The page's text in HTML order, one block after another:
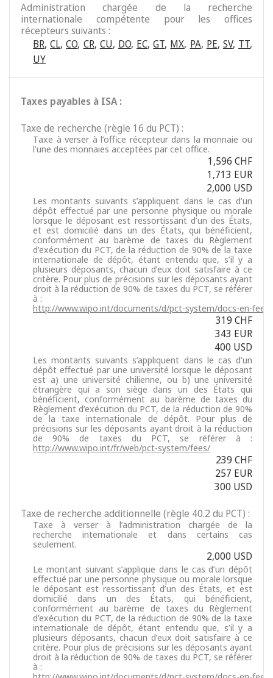
Administration chargée de la recherche
internationale compétente pour les offices
récepteurs suivants :
BR, CL, CO, CR, CU, DO, EC, GT, MX, PA, PE, SV, TT,
UY
Taxes payables à ISA :
Taxe de recherche (règle 16 du PCT) :
Taxe à verser à l’office récepteur dans la monnaie ou
l’une des monnaies acceptées par cet office.
1,596 CHF
1,713 EUR
2,000 USD
Les montants suivants s’appliquent dans le cas d’un
dépôt effectué par une personne physique ou morale
lorsque le déposant est ressortissant d’un des États,
et est domicilié dans un des États, qui bénéficient,
conformément au barème de taxes du Règlement
d’exécution du PCT, de la réduction de 90% de la taxe
internationale de dépôt, étant entendu que, s’il y a
plusieurs déposants, chacun d’eux doit satisfaire à ce
critère. Pour plus de précisions sur les déposants ayant
droit à la réduction de 90% de taxes du PCT, se référer
à :
http://www.wipo.int/documents/d/pct-system/docs-en-fee-
319 CHF
343 EUR
400 USD
Les montants suivants s’appliquent dans le cas d’un
dépôt effectué par une université lorsque le déposant
est a) une université chilienne, ou b) une université
étrangère qui a son siège dans un des États qui
bénéficient, conformément au barème de taxes du
Règlement d’exécution du PCT, de la réduction de 90%
de la taxe internationale de dépôt. Pour plus de
précisions sur les déposants ayant droit à la réduction
de 90% de taxes du PCT, se référer à :
http://www.wipo.int/fr/web/pct-system/fees/
239 CHF
257 EUR
300 USD
Taxe de recherche additionnelle (règle 40.2 du PCT) :
Taxe à verser à l’administration chargée de la
recherche internationale et dans certains cas
seulement.
2,000 USD
Le montant suivant s’applique dans le cas d’un dépôt
effectué par une personne physique ou morale lorsque
le déposant est ressortissant d’un des États, et est
domicilié dans un des États, qui bénéficient,
conformément au barème de taxes du Règlement
d’exécution du PCT, de la réduction de 90% de la taxe
internationale de dépôt, étant entendu que, s’il y a
plusieurs déposants, chacun d’eux doit satisfaire à ce
critère. Pour plus de précisions sur les déposants ayant
droit à la réduction de 90% de taxes du PCT, se référer
à :